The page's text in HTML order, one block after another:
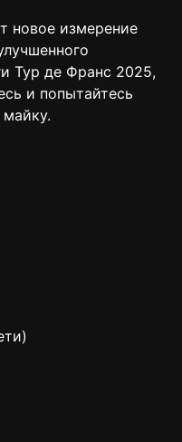
новое измерение
Тур де Франс 2025,
и попытайтесь